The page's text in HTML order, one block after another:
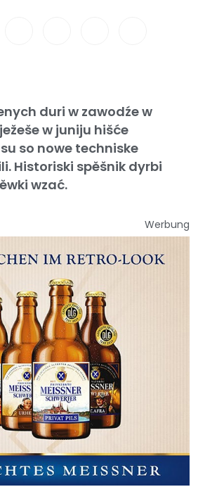
duri w zawodźe w
w juniju hišće
so nowe techniske
Historiski spěšnik dyrbi
wzać.
Werbung